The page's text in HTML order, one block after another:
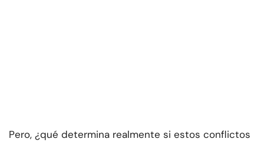
Pero, ¿qué determina realmente si estos conflictos